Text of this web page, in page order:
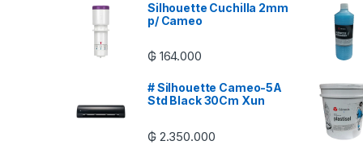
Silhouette Cuchilla 2mm
p/ Cameo
₲ 164.000
# Silhouette Cameo-5A
Std Black 30Cm Xun
₲ 2.350.000